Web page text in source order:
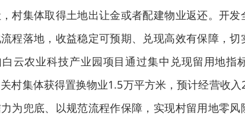
村集体取得土地出让金或者配建物业返还。开发
程落地，收益稳定可预期、兑现高效有保障，
云农业科技产业园项目通过集中兑现留用地指
村集体获得置换物业1.5万平方米，预计经营收
为兜底、以规范流程作保障，实现村留用地零